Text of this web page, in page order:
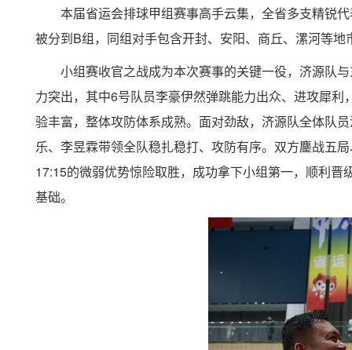
本届省运会排球甲组赛事高手云集，全省多支精锐
被分到B组，同组对手包含开封、安阳、商丘、漯河等地
小组赛收官之战成为本次赛事的关键一役，济源队
力突出，其中6号队员李豪伊然弹跳能力出众、进攻犀利
验丰富，整体攻防体系成熟。面对劲敌，济源队全体队
乐、李昱霖带领全队稳扎稳打、攻防有序。双方鏖战五
17:15的微弱优势惊险取胜，成功拿下小组第一，顺利
基础。